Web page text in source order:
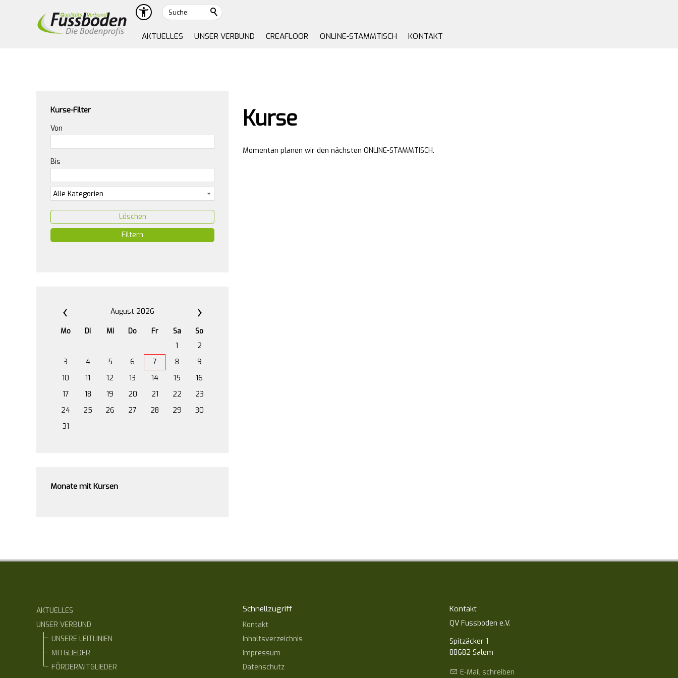
Suche
AKTUELLES UNSER VERBUND CREAFLOOR ONLINE-STAMMTISCH KONTAKT
Kurse-Filter
Von
Bis
Löschen
Filtern
August 2026
Mo Di Mi Do Fr Sa
So
1
2
3
4 5 6 7 8
9
10
11 12 13 14 15
16
17
18 19 20 21 22
23
24
25 26 27 28 29
30
31
Monate mit Kursen
Kurse
Momentan planen wir den nächsten ONLINE-STAMMTISCH.
AKTUELLES
UNSER VERBUND
UNSERE LEITLINIEN
MITGLIEDER
FÖRDERMITGLIEDER
Schnellzugriff
Kontakt
Inhaltsverzeichnis
Impressum
Datenschutz
Kontakt
QV Fussboden e.V.
Spitzäcker 1
88682 Salem
E-Mail schreiben